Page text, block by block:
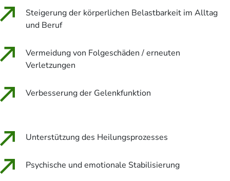
Steigerung der körperlichen Belastbarkeit im Alltag
und Beruf
Vermeidung von Folgeschäden / erneuten
Verletzungen
Verbesserung der Gelenkfunktion
Unterstützung des Heilungsprozesses
Psychische und emotionale Stabilisierung